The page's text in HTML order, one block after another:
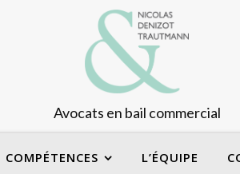
Avocats en bail commercial
COMPÉTENCES L’ÉQUIPE